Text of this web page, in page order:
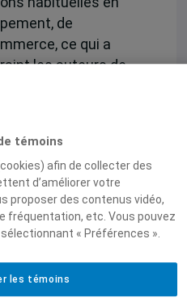
de
ce qui a
les auteurs de
nuancées
recalibrés dans
de façon à
des priorités
davantage
économique
de langage
témoins
afin de collecter des
d’améliorer votre
proposer des contenus vidéo,
fréquentation, etc. Vous pouvez
« Préférences ».
les témoins